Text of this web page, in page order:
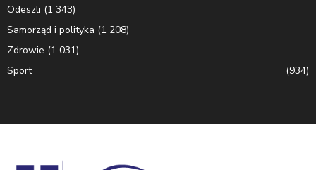
Odeszli (1 343)
Samorząd i polityka (1 208)
Zdrowie (1 031)
Sport
(934)